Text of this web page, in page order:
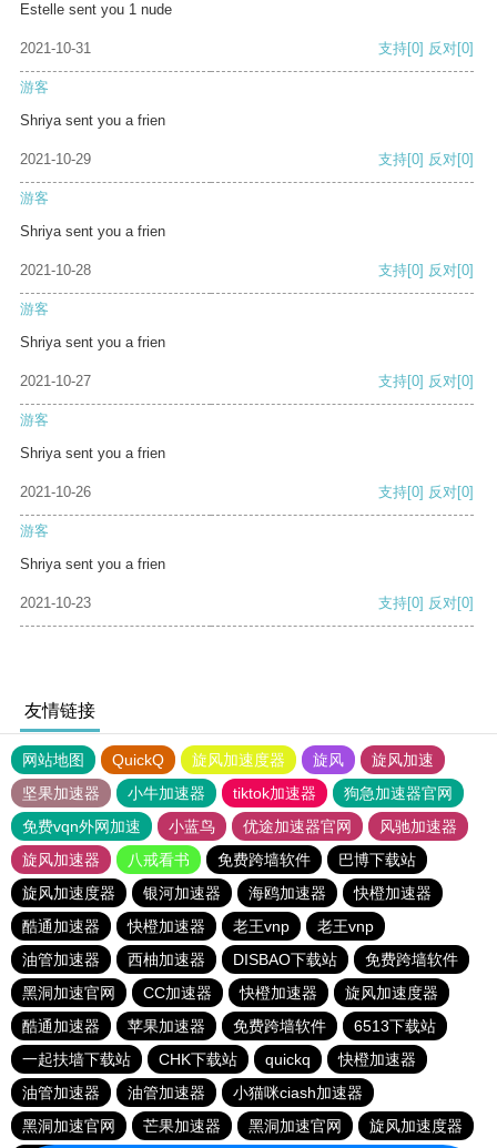
Estelle sent you 1 nude
2021-10-31 支持[0] 反对[0]
游客
Shriya sent you a frien
2021-10-29 支持[0] 反对[0]
游客
Shriya sent you a frien
2021-10-28 支持[0] 反对[0]
游客
Shriya sent you a frien
2021-10-27 支持[0] 反对[0]
游客
Shriya sent you a frien
2021-10-26 支持[0] 反对[0]
游客
Shriya sent you a frien
2021-10-23 支持[0] 反对[0]
友情链接
网站地图 QuickQ 旋风加速度器 旋风
旋风加速
坚果加速器
小牛加速器 tiktok加速器
狗急加速器官网
免费vqn外网加速
小蓝鸟 优途加速器官网
风驰加速器
旋风加速器
八戒看书 免费跨墙软件
巴博下载站
旋风加速度器
银河加速器 海鸥加速器
快橙加速器
酷通加速器
快橙加速器 老王vnp
老王vnp
油管加速器
西柚加速器 DISBAO下载站
免费跨墙软件
黑洞加速官网
CC加速器 快橙加速器
旋风加速度器
酷通加速器
苹果加速器 免费跨墙软件
6513下载站
一起扶墙下载站
CHK下载站 quickq
快橙加速器
油管加速器
油管加速器
小猫咪ciash加速器
黑洞加速官网
芒果加速器 黑洞加速官网 旋风加速度器